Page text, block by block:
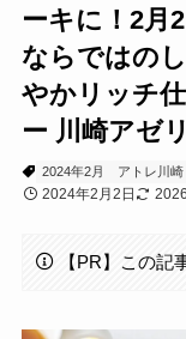
ーキに！2月
ならではの
やかリッチ
ー 川崎アゼ
2024年2月 アトレ川崎
2024年2月2日
【PR】この記